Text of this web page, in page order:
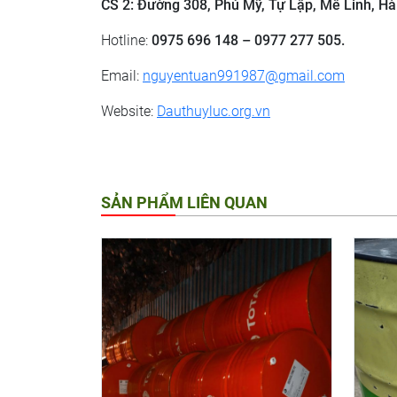
CS 2: ​Đường 308, Phú Mỹ, Tự Lập, Mê Linh,
Hotline: 0975 696 148 – 0977 277 505.
Email: nguyentuan991987@gmail.com
Website: Dauthuyluc.org.vn
SẢN PHẨM LIÊN QUAN